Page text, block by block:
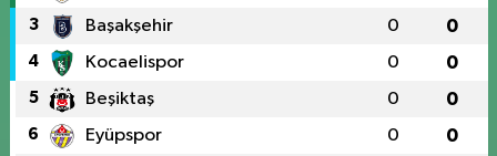
3 Başakşehir 0 0
4 Kocaelispor 0 0
5 Beşiktaş 0 0
6 Eyüpspor 0 0